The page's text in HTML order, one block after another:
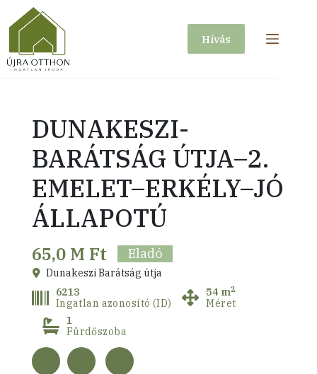
to
content
Hívás
DUNAKESZI-
BARÁTSÁG ÚTJA–2.
EMELET–ERKÉLY–JÓ
ÁLLAPOTÚ
65,0 M Ft Eladó
Dunakeszi Barátság útja
6213
Ingatlan azonosító (ID)
54 m2
Méret
1
Fürdőszoba